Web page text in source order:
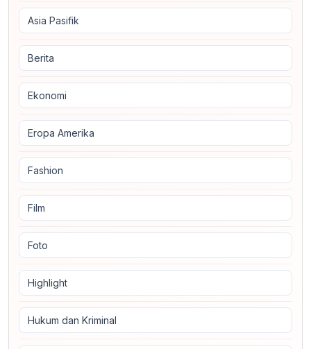
Asia Pasifik
Berita
Ekonomi
Eropa Amerika
Fashion
Film
Foto
Highlight
Hukum dan Kriminal